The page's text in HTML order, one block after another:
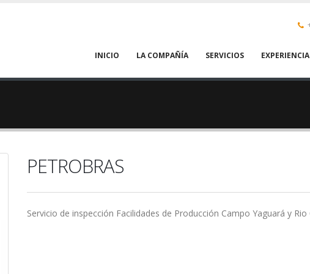
Main
navigation
INICIO LA COMPAÑÍA SERVICIOS EXPERIENCIA
PETROBRAS
Servicio de inspección Facilidades de Producción Campo Yaguará y Rio